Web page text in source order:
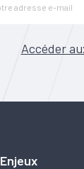
Accéder
Enjeux